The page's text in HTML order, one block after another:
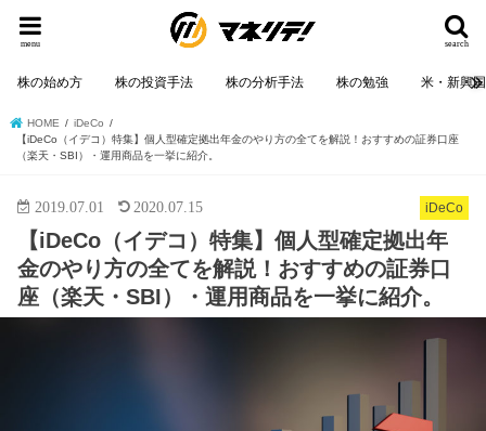
search
menu
株の始め方 株の投資手法 株の分析手法 株の勉強 米・新興
HOME
iDeCo
【iDeCo（イデコ）特集】個人型確定拠出年金のやり方の全てを解説！おすすめの証券口座
（楽天・SBI）・運用商品を一挙に紹介。
iDeCo
2019.07.01 2020.07.15
【iDeCo（イデコ）特集】個人型確定拠出年
金のやり方の全てを解説！おすすめの証券口
座（楽天・SBI）・運用商品を一挙に紹介。